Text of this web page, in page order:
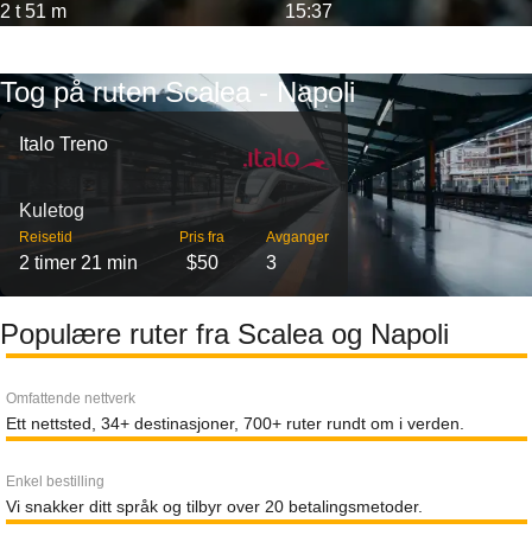
2 t 51 m 15:37
Tog på ruten Scalea - Napoli
Italo Treno
Kuletog
Reisetid
2 timer 21 min
Pris fra
$50
Avganger
3
Populære ruter fra Scalea og Napoli
Omfattende nettverk
Ett nettsted, 34+ destinasjoner, 700+ ruter rundt om i verden.
Enkel bestilling
Vi snakker ditt språk og tilbyr over 20 betalingsmetoder.